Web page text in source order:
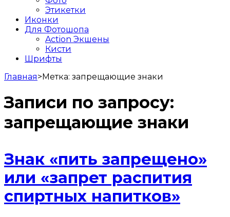
Этикетки
Иконки
Для Фотошопа
Action Экшены
Кисти
Шрифты
Главная>Метка: запрещающие знаки
Записи по запросу:
запрещающие знаки
Знак «пить запрещено»
или «запрет распития
спиртных напитков»